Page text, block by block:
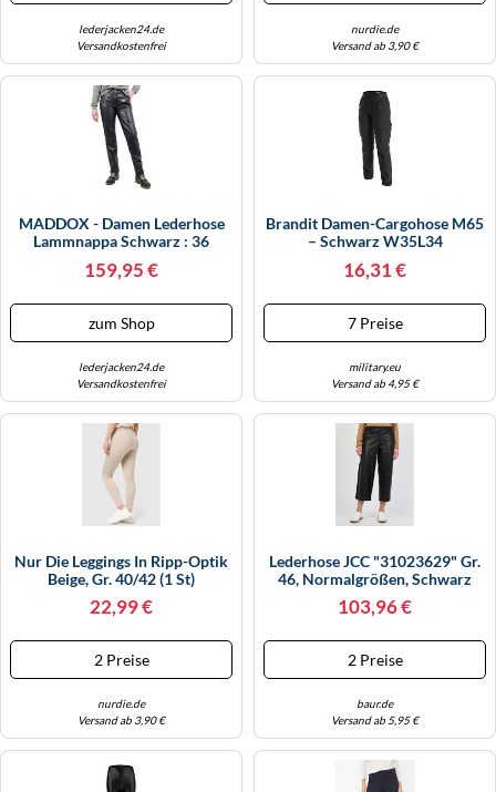
lederjacken24.de
Versandkostenfrei
nurdie.de
Versand ab 3,90 €
MADDOX - Damen Lederhose
Lammnappa Schwarz : 36
159,95 €
zum Shop
lederjacken24.de
Versandkostenfrei
Brandit Damen-Cargohose M65
– Schwarz W35L34
16,31 €
7 Preise
military.eu
Versand ab 4,95 €
Nur Die Leggings In Ripp-Optik
Beige, Gr. 40/42 (1 St)
22,99 €
2 Preise
nurdie.de
Versand ab 3,90 €
Lederhose JCC "31023629" Gr.
46, Normalgrößen, Schwarz
(black) Damen Hosen
(85827217-46) Black
103,96 €
2 Preise
baur.de
Versand ab 5,95 €